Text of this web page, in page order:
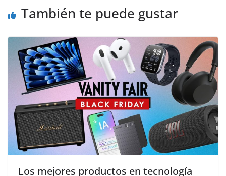
También te puede gustar
​Los mejores productos en tecnología